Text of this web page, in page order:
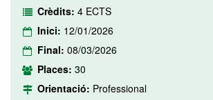
Crèdits: 4 ECTS
Inici: 12/01/2026
Final: 08/03/2026
Places: 30
Orientació: Professional